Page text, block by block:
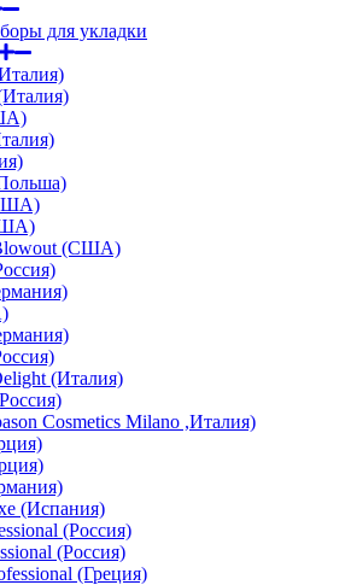
для укладки
(США)
(Италия)
Cosmetics Milano ,Италия)
(Испания)
(Россия)
(Россия)
(Греция)